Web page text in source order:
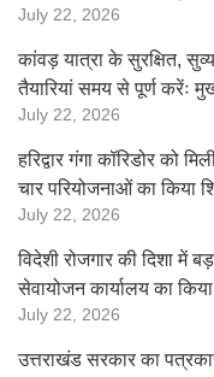
July 22, 2026
कांवड़ यात्रा के सुरक्षित,
तैयारियां समय से पूर्ण करेंः
July 22, 2026
हरिद्वार गंगा कॉरिडोर को
चार परियोजनाओं का किया
July 22, 2026
विदेशी रोजगार की दिशा में
सेवायोजन कार्यालय का किया
July 22, 2026
उत्तराखंड सरकार का